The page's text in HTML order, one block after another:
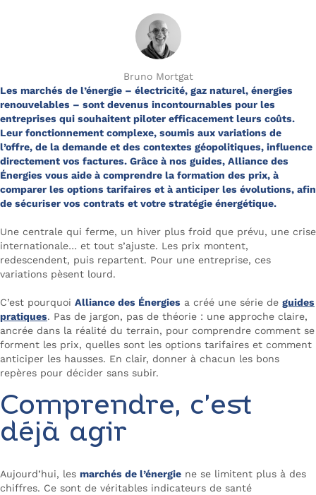
Bruno Mortgat
Les marchés de l’énergie – électricité, gaz naturel, énergies
renouvelables – sont devenus incontournables pour les
entreprises qui souhaitent piloter efficacement leurs coûts.
Leur fonctionnement complexe, soumis aux variations de
l’offre, de la demande et des contextes géopolitiques, influence
directement vos factures. Grâce à nos guides, Alliance des
Énergies vous aide à comprendre la formation des prix, à
comparer les options tarifaires et à anticiper les évolutions, afin
de sécuriser vos contrats et votre stratégie énergétique.
Une centrale qui ferme, un hiver plus froid que prévu, une crise
internationale… et tout s’ajuste. Les prix montent,
redescendent, puis repartent. Pour une entreprise, ces
variations pèsent lourd.
C’est pourquoi Alliance des Énergies a créé une série de guides
pratiques. Pas de jargon, pas de théorie : une approche claire,
ancrée dans la réalité du terrain, pour comprendre comment se
forment les prix, quelles sont les options tarifaires et comment
anticiper les hausses. En clair, donner à chacun les bons
repères pour décider sans subir.
Comprendre, c’est
déjà agir
Aujourd’hui, les marchés de l’énergie ne se limitent plus à des
chiffres. Ce sont de véritables indicateurs de santé